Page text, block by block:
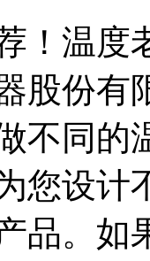
！温度
股份有
不同的
您设计
品。如